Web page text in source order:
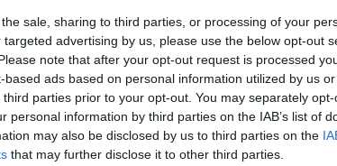
sale, sharing to third parties, or processing of your
advertising by us, please use the below opt-out
note that after your opt-out request is processed
ads based on personal information utilized by us
parties prior to your opt-out. You may separately
personal information by third parties on the IAB’s list of
may also be disclosed by us to third parties on the
that may further disclose it to other third parties.
09